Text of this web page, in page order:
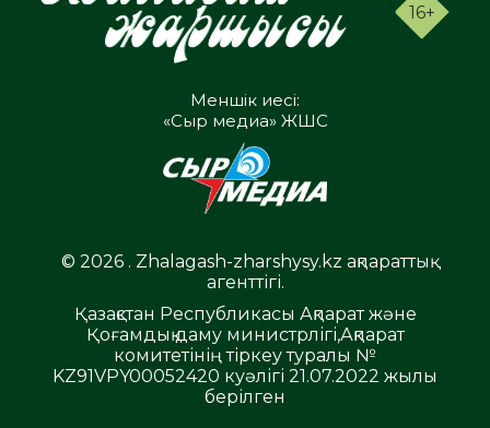
16+
Меншік иесі:
«Сыр медиа» ЖШС
© 2026 . Zhalagash-zharshysy.kz ақпараттық
агенттігі.
Қазақстан Республикасы Ақпарат және
Қоғамдық даму министрлігі,Ақпарат
комитетінің тіркеу туралы №
KZ91VPY00052420 куәлігі 21.07.2022 жылы
берілген